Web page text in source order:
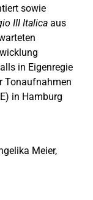
sowie
III Italica aus
in Eigenregie
Tonaufnahmen
in Hamburg
Meier,